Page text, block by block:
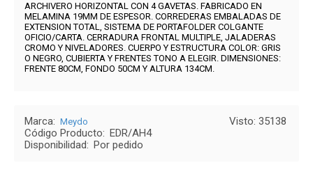
ARCHIVERO HORIZONTAL CON 4 GAVETAS. FABRICADO EN
MELAMINA 19MM DE ESPESOR. CORREDERAS EMBALADAS DE
EXTENSION TOTAL, SISTEMA DE PORTAFOLDER COLGANTE
OFICIO/CARTA. CERRADURA FRONTAL MULTIPLE, JALADERAS
CROMO Y NIVELADORES. CUERPO Y ESTRUCTURA COLOR: GRIS
O NEGRO, CUBIERTA Y FRENTES TONO A ELEGIR. DIMENSIONES:
FRENTE 80CM, FONDO 50CM Y ALTURA 134CM.
Visto: 35138
Marca: Meydo
Código Producto: EDR/AH4
Disponibilidad: Por pedido